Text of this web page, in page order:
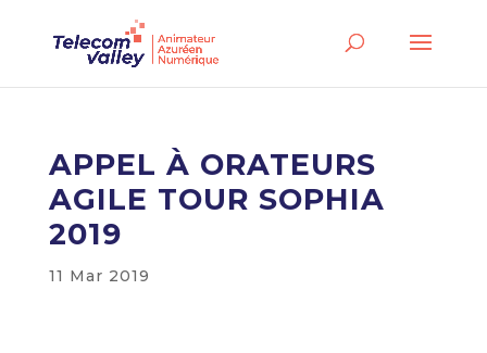
APPEL À ORATEURS
AGILE TOUR SOPHIA
2019
11 Mar 2019